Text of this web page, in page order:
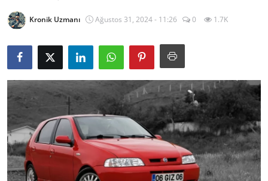
Vergi & ÖTV & MTV
Sorgulamalar
İkinci El & Alım-Satım
Bakım & Arıza Çözümleri
Elektrikli & Hibrit
Kiralama & Filo
Kronik Uzmanı Ağustos 31, 2024 - 11:26 0 1.7K